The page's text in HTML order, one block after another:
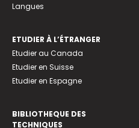
Langues
ETUDIER À L’ÉTRANGER
Etudier au Canada
Etudier en Suisse
Etudier en Espagne
BIBLIOTHEQUE DES
TECHNIQUES